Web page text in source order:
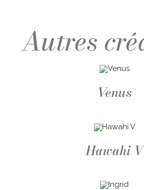
Venus
Hawahi V